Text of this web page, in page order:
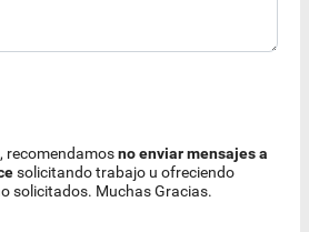
recomendamosno enviar mensajes a
solicitando trabajo u ofreciendo
solicitados. Muchas Gracias.